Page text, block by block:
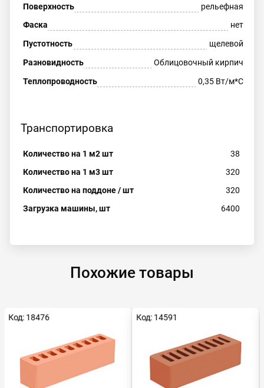
Поверхность
рельефная
Фаска
нет
Пустотность
щелевой
Разновидность
Облицовочный кирпич
Теплопроводность
0,35 Вт/м*С
Транспортировка
Количество на 1 м2 шт
38
Количество на 1 м3 шт
320
Количество на поддоне / шт
320
Загрузка машины, шт
6400
Похожие товары
Код: 18476 Код: 14591